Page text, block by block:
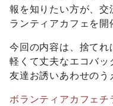
報を知りたい方が、
ランティアカフェを開
今回の内容は、捨てれ
軽くて丈夫なエコバ
友達お誘いあわせのう
ボランティアカフェチ